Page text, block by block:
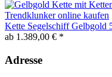
Kette Segelschiff Gelbgold
ab 1.389,00 € *
Adresse